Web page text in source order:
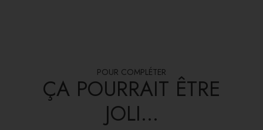
POUR COMPLÉTER
ÇA POURRAIT ÊTRE
JOLI...